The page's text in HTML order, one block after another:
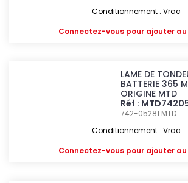
Conditionnement : Vrac
Connectez-vous pour ajouter
LAME DE
BATTERIE 365
ORIGINE MTD
Réf :
742-05281 MTD
Conditionnement : Vrac
Connectez-vous pour ajouter